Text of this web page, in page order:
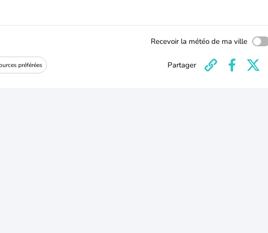
Recevoir la météo de ma ville
préférées Partager